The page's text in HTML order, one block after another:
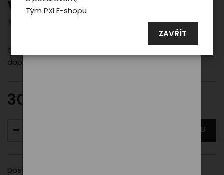
Tým PXI E-shopu
ZAVŘÍT
Vak na záda PXI black
Černý vak na záda PXI – jednoduchý, praktický a stylový
doplněk pro každý den.
300,00 Kč
VLOŽIT DO KOŠÍKU
Dostupnost